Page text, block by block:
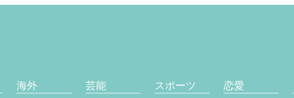
海外 芸能 スポーツ 恋愛